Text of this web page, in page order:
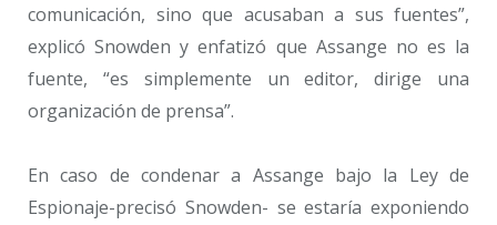
comunicación, sino que acusaban a sus fuentes”,
explicó Snowden y enfatizó que Assange no es la
fuente, “es simplemente un editor, dirige una
organización de prensa”.
En caso de condenar a Assange bajo la Ley de
Espionaje-precisó Snowden- se estaría exponiendo